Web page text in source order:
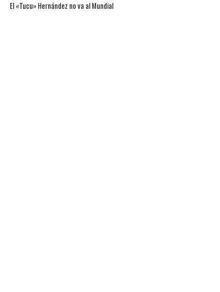
El «Tucu» Hernández no va al Mundial